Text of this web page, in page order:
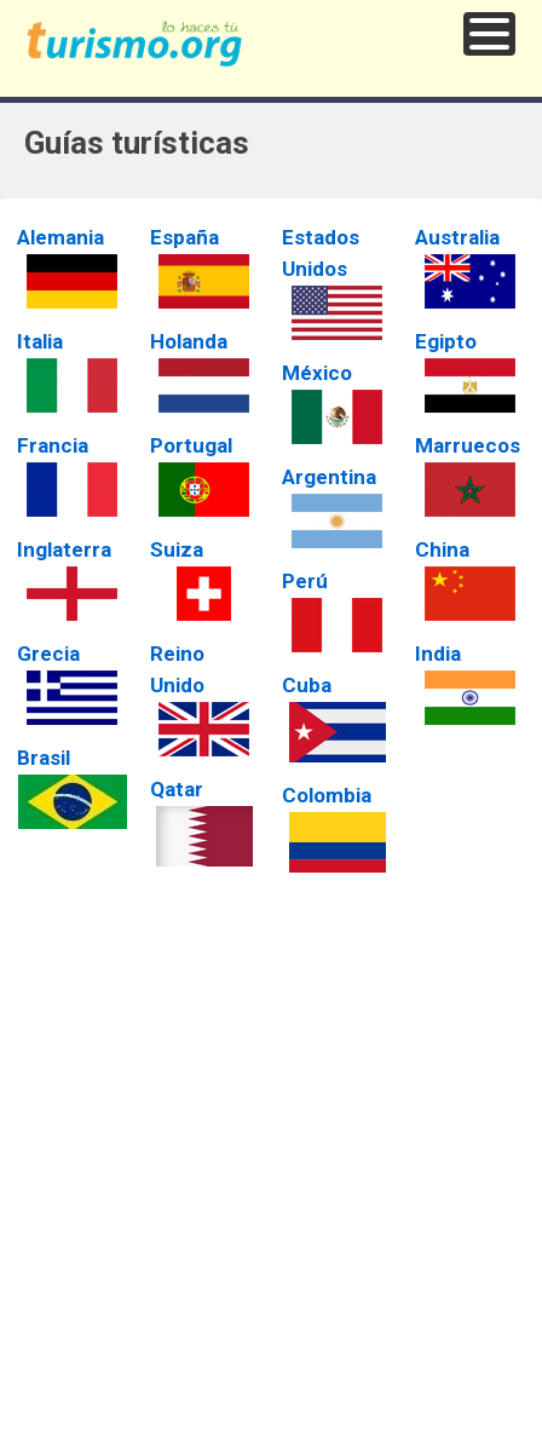
Guías turísticas
Alemania
Italia
Francia
Inglaterra
Grecia
Brasil
España
Holanda
Portugal
Suiza
Reino
Unido
Qatar
Estados
Unidos
México
Argentina
Perú
Cuba
Colombia
Australia
Egipto
Marruecos
China
India